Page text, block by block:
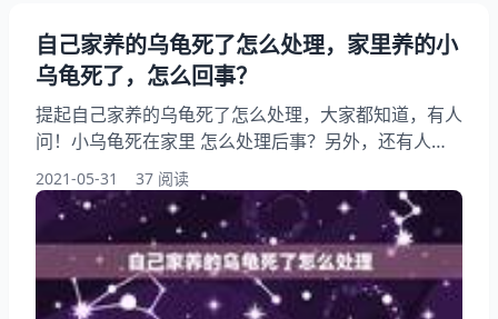
自己家养的乌龟死了怎么处理，家里养的小
乌龟死了，怎么回事？
提起自己家养的乌龟死了怎么处理，大家都知道，有人
问！小乌龟死在家里 怎么处理后事？另外，还有人想
问自己养的小乌龟死了好伤心啊怎么处理小乌龟的
尸…，你知道这是怎么回事？其实懂风水人来，乌龟死
了怎么处理？下面就一起来看看家里养的小乌龟死了,
怎么回事?希望能够帮助到大家！ 自己家养的乌龟死了
怎么处理 乌龟暴毙的原因有很多种，但小乌龟暴毙可
能性最大的就是呛水，很多人饲养乌龟都有一个误区
2021-05-31 37 阅读